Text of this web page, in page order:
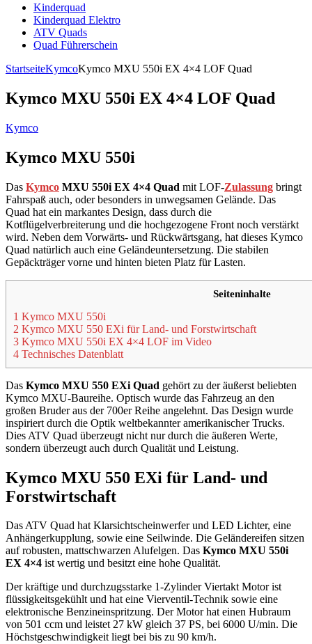
Kinderquad
Kinderquad Elektro
ATV Quads
Quad Führerschein
StartseiteKymcoKymco MXU 550i EX 4×4 LOF Quad
Kymco MXU 550i EX 4×4 LOF Quad
Kymco
Kymco MXU 550i
Das Kymco MXU 550i EX 4×4 Quad mit LOF-Zulassung bringt
Fahrspaß auch, oder besonders in unwegsamen Gelände. Das
Quad hat ein markantes Design, dass durch die
Kotflügelverbreiterung und die hochgezogene Front noch verstärkt
wird. Neben dem Vorwärts- und Rückwärtsgang, hat dieses Kymco
Quad natürlich auch eine Geländeuntersetzung. Die stabilen
Gepäckträger vorne und hinten bieten Platz für Lasten.
Seiteninhalte
1 Kymco MXU 550i
2 Kymco MXU 550 EXi für Land- und Forstwirtschaft
3 Kymco MXU 550i EX 4×4 LOF im Video
4 Technisches Datenblatt
Das Kymco MXU 550 EXi Quad gehört zu der äußerst beliebten
Kymco MXU-Baureihe. Optisch wurde das Fahrzeug an den
großen Bruder aus der 700er Reihe angelehnt. Das Design wurde
inspiriert durch die Optik weltbekannter amerikanischer Trucks.
Dies ATV Quad überzeugt nicht nur durch die äußeren Werte,
sondern überzeugt auch durch Qualität und Leistung.
Kymco MXU 550 EXi für Land- und
Forstwirtschaft
Das ATV Quad hat Klarsichtscheinwerfer und LED Lichter, eine
Anhängerkupplung, sowie eine Seilwinde. Die Geländereifen sitzen
auf robusten, mattschwarzen Alufelgen. Das Kymco MXU 550i
EX 4×4 ist wertig und besitzt eine hohe Qualität.
Der kräftige und durchzugsstarke 1-Zylinder Viertakt Motor ist
flüssigkeitsgekühlt und hat eine Vierventil-Technik sowie eine
elektronische Benzineinspritzung. Der Motor hat einen Hubraum
von 501 ccm und leistet 27 kW gleich 37 PS, bei 6000 U/min. Die
Höchstgeschwindigkeit liegt bei bis zu 90 km/h.